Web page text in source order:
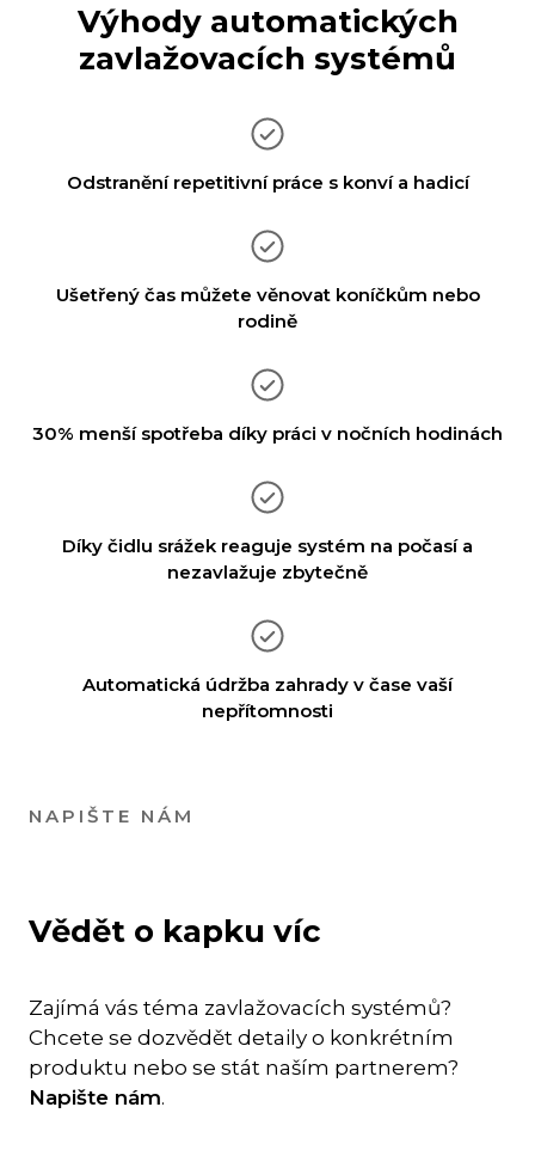
Výhody automatických
zavlažovacích systémů
Odstranění repetitivní práce s konví a hadicí
Ušetřený čas můžete věnovat koníčkům nebo
rodině
30% menší spotřeba díky práci v nočních hodinách
Díky čidlu srážek reaguje systém na počasí a
nezavlažuje zbytečně
Automatická údržba zahrady v čase vaší
nepřítomnosti
NAPIŠTE NÁM
Vědět o kapku víc
Zajímá vás téma zavlažovacích systémů?
Chcete se dozvědět detaily o konkrétním
produktu nebo se stát naším partnerem?
Napište nám.